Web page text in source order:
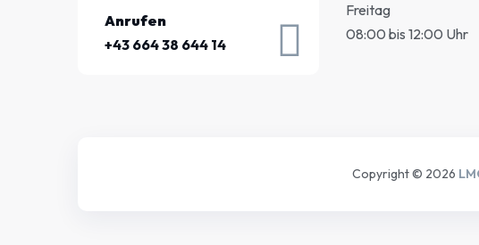
Anrufen
+43 664 38 644 14
Freitag
08:00 bis 12:00 Uhr
Copyright © 2026